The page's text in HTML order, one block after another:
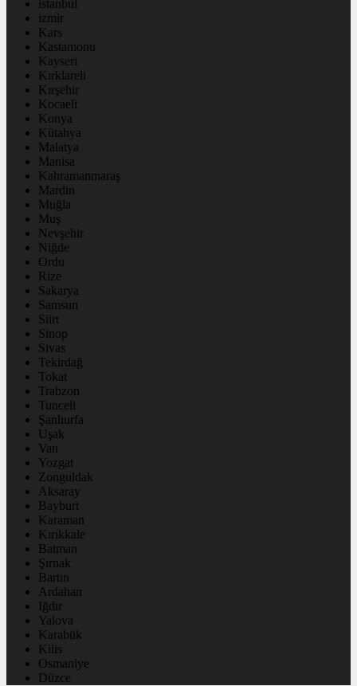
istanbul
izmir
Kars
Kastamonu
Kayseri
Kırklareli
Kırşehir
Kocaeli
Konya
Kütahya
Malatya
Manisa
Kahramanmaraş
Mardin
Muğla
Muş
Nevşehir
Niğde
Ordu
Rize
Sakarya
Samsun
Siirt
Sinop
Sivas
Tekirdağ
Tokat
Trabzon
Tunceli
Şanlıurfa
Uşak
Van
Yozgat
Zonguldak
Aksaray
Bayburt
Karaman
Kırıkkale
Batman
Şırnak
Bartın
Ardahan
Iğdır
Yalova
Karabük
Kilis
Osmaniye
Düzce